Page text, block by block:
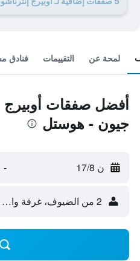
لمحة عن التقييمات فنادق
أفضل صفقات أوبيرج
جيون - هوستل
ن 17/8 -
2 من الضيوف، غرفة واحدة